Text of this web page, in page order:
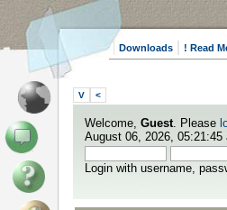
Downloads ! Read
V <
Welcome, Guest. Please
August 06, 2026, 05:21:45
Login with username,